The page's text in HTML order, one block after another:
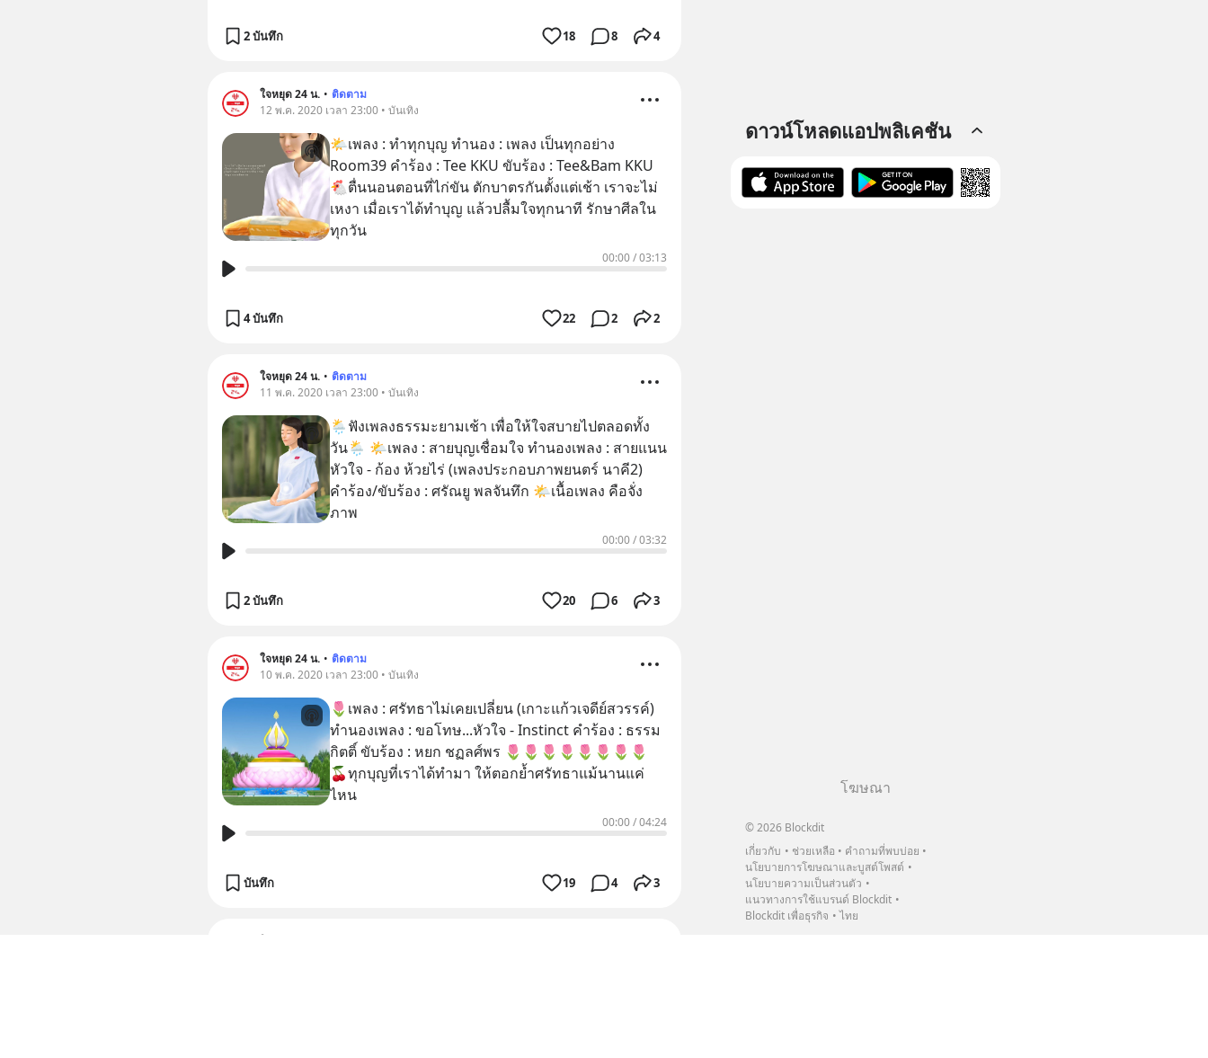
2 บันทึก 18 8 4
ใจหยุด 24 น. • ติดตาม
12 พ.ค. 2020 เวลา 23:00 • บันเทิง
🌤เพลง : ทำทุกบุญ ทำนอง : เพลง เป็นทุกอย่าง
Room39 คำร้อง : Tee KKU ขับร้อง : Tee&Bam KKU
🐔ตื่นนอนตอนที่ไก่ขัน ตักบาตรกันตั้งแต่เช้า เราจะไม่
เหงา เมื่อเราได้ทำบุญ แล้วปลื้มใจทุกนาที รักษาศีลใน
ทุกวัน
00:00/03:13
4 บันทึก 22 2 2
ใจหยุด 24 น. • ติดตาม
11 พ.ค. 2020 เวลา 23:00 • บันเทิง
🌦ฟังเพลงธรรมะยามเช้า เพื่อให้ใจสบายไปตลอดทั้ง
วัน🌦 🌤เพลง : สายบุญเชื่อมใจ ทำนองเพลง : สายแนน
หัวใจ - ก้อง ห้วยไร่ (เพลงประกอบภาพยนตร์ นาคี2)
คำร้อง/ขับร้อง : ศรัณยู พลจันทึก 🌤เนื้อเพลง คือจั่ง
ภาพ
00:00/03:32
2 บันทึก 20 6 3
ใจหยุด 24 น. • ติดตาม
10 พ.ค. 2020 เวลา 23:00 • บันเทิง
🌷เพลง : ศรัทธาไม่เคยเปลี่ยน (เกาะแก้วเจดีย์สวรรค์)
ทำนองเพลง : ขอโทษ...หัวใจ - Instinct คำร้อง : ธรรม
กิตติ์ ขับร้อง : หยก ชฏลศ์พร 🌷🌷🌷🌷🌷🌷🌷🌷
🍒ทุกบุญที่เราได้ทำมา ให้ตอกย้ำศรัทธาแม้นานแค่
ไหน
00:00/04:24
บันทึก 19 4 3
ดาวน์โหลดแอปพลิเคชัน
โฆษณา
© 2026 Blockdit
เกี่ยวกับ
ช่วยเหลือ
คำถามที่พบบ่อย
นโยบายการโฆษณาและบูสต์โพสต์
นโยบายความเป็นส่วนตัว
แนวทางการใช้แบรนด์ Blockdit
Blockdit เพื่อธุรกิจ
ไทย